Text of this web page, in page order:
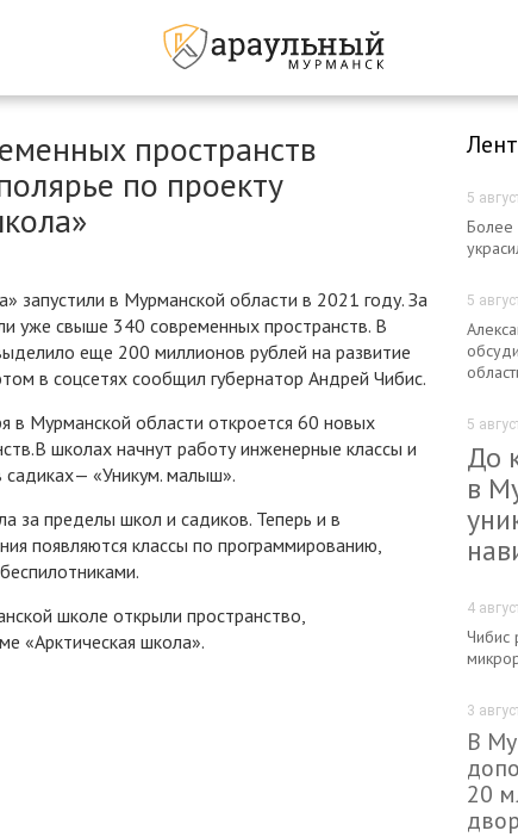
пространств
по проекту
запустили в Мурманской области в 2021 году. За
уже свыше 340 современных пространств. В
еще 200 миллионов рублей на развитие
в соцсетях сообщил губернатор Андрей Чибис.
в Мурманской области откроется 60 новых
школах начнут работу инженерные классы и
садиках— «Уникум. малыш».
за пределы школ и садиков. Теперь и в
появляются классы по программированию,
школе открыли пространство,
«Арктическая школа».
5
Более
5
5
До
в
4
Чибис
3
В
20